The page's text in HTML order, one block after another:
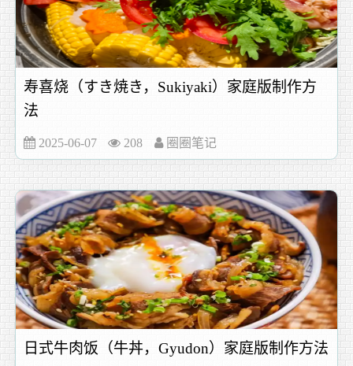
寿喜烧（すき焼き，Sukiyaki）家庭版制作方
法
2025-06-07 208 圈圈笔记
日式牛肉饭（牛丼，Gyudon）家庭版制作方法